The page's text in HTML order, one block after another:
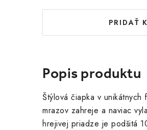
Popis produktu
Štýlová čiapka v
mrazov zahreje a naviac
hrejivej priadze je podšitá
PRIDAŤ